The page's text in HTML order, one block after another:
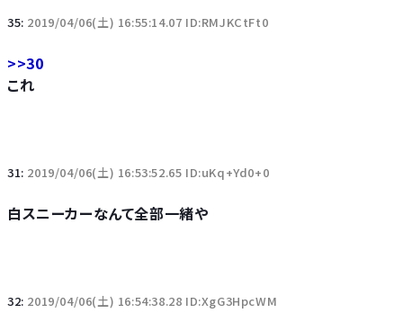
35: 2019/04/06(土) 16:55:14.07 ID:RMJKCtFt0
>>30
これ
31: 2019/04/06(土) 16:53:52.65 ID:uKq+Yd0+0
白スニーカーなんて全部一緒や
32: 2019/04/06(土) 16:54:38.28 ID:XgG3HpcWM